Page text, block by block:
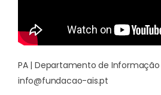
PA | Departamento de Informação
info@fundacao-ais.pt